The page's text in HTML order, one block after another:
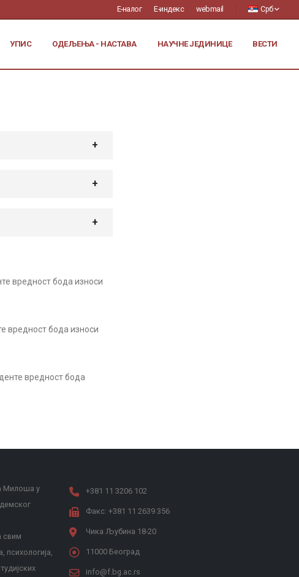
Е-налог Е-индекс webmail Срб
УПИС ОДЕЉЕЊА - НАСТАВА НАУЧНЕ ЈЕДИНИЦЕ ВЕСТИ
вредност бода износи
вредност бода износи
вредност бода
Милоша у
свим
психологија,
+381 11 3206 102
Факс: +381 11 2639 356
Чика Љубина 18-20
11000 Београд
info@f.bg.ac.rs